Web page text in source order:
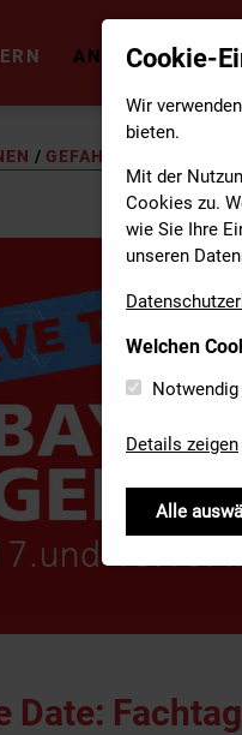
ANGEBOTE
/ GEFAHRGUTTAGE 2025
Date:
Cookie-
Wir
bieten.
Mit der
Cookies zu.
wie Sie Ihre
unseren
Welchen
Notwendig
Details zeigen
Alle